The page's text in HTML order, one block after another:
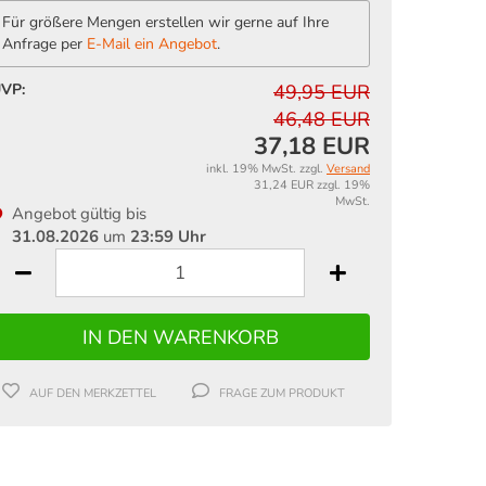
Für größere Mengen erstellen wir gerne auf Ihre
Anfrage per E-Mail ein Angebot.
49,95 EUR
46,48 EUR
37,18 EUR
inkl. 19% MwSt. zzgl. Versand
Angebot gültig bis
31.08.2026 um 23:59 Uhr
31,24 EUR zzgl. 19%
MwSt.
AUF DEN MERKZETTEL FRAGE ZUM PRODUKT